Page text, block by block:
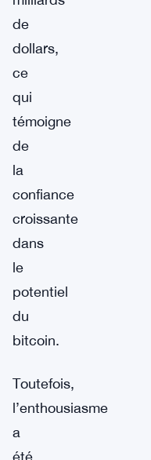
de
dollars,
ce
qui
témoigne
de
la
confiance
croissante
dans
le
potentiel
du
bitcoin.
Toutefois,
l’enthousiasme
a
été